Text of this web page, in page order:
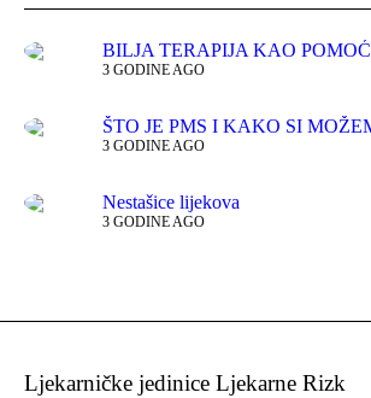
BILJA TERAPIJA KAO
3 GODINE AGO
ŠTO JE PMS I KAKO SI
3 GODINE AGO
Nestašice lijekova
3 GODINE AGO
Ljekarničke jedinice Ljekarne Rizk